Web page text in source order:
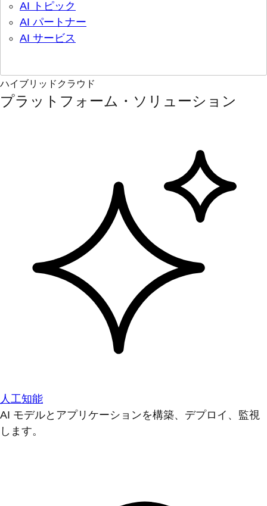
AI トピック
AI パートナー
AI サービス
ハイブリッドクラウド
プラットフォーム・ソリューション
人工知能
AI モデルとアプリケーションを構築、デプロイ、監視
します。